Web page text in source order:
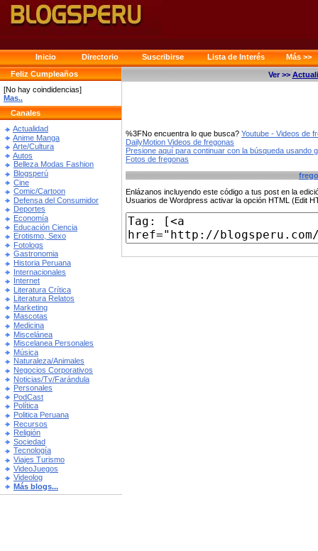
Inicio Directorio Suscribirse Lista de Interés
Más >>
Feliz Cumpleaños
[No hay coindidencias]
Mas..
Canales
Actualidad
Anime Manga
Arte/Cultura
Autos
Belleza Modas Fashion
Blogsperú
Cine
Comic/Cartoon
Defensa del Consumidor
Deportes
Economía
Educación Ciencia
Erotismo, Sexo
Fotologs
Gastronomia
Historia Peruana
Internacionales
Internet
Literatura Crítica
Literatura Relatos
Marketing
Mascotas
Medicina
Miscelánea
Miscelanea Personales
Música
Naturaleza/Animales
Negocios Corporativos
Noticias/Tv/Farándula
Personales
PodCast
Política
Politica Peruana
Recursos
Religión
Sociedad
Tecnología
Viajes Turismo
VideoJuegos
Videolog
Más blogs...
Ver >>
%3FNo encuentra lo que busca? Youtube - Videos de
DailyMotion Videos de fregonas
Presione aquí para continuar con la búsqueda usando
Fotos de fregonas
Enlázanos incluyendo este código a tus post en la
Usuarios de Wordpress activar la opción HTML (Edit